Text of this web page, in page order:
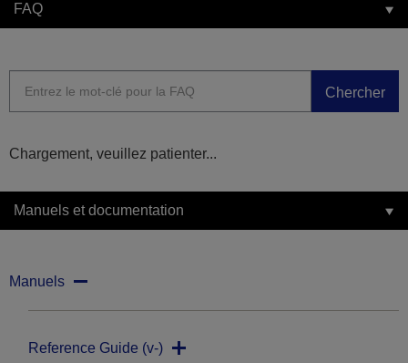
FAQ
Chercher
Chargement, veuillez patienter...
Manuels et documentation
Manuels
Reference Guide (v-)